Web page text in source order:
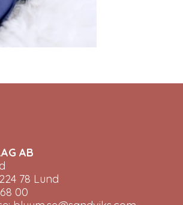
AB
78 Lund
00